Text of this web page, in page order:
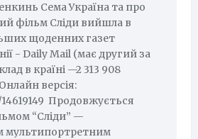
Сема Україна та про
фільм Сліди вийшла в
щоденних газет
- Daily Mail (має другий за
в країні —2 313 908
версія:
Продовжується
“Сліди” —
мультипортретним